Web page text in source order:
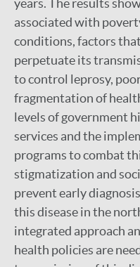
years. The results
associated with
conditions, factors
perpetuate its
to control leprosy,
fragmentation of
levels of government
services and the
programs to combat
stigmatization and
prevent early
this disease in the
integrated approach
health policies are